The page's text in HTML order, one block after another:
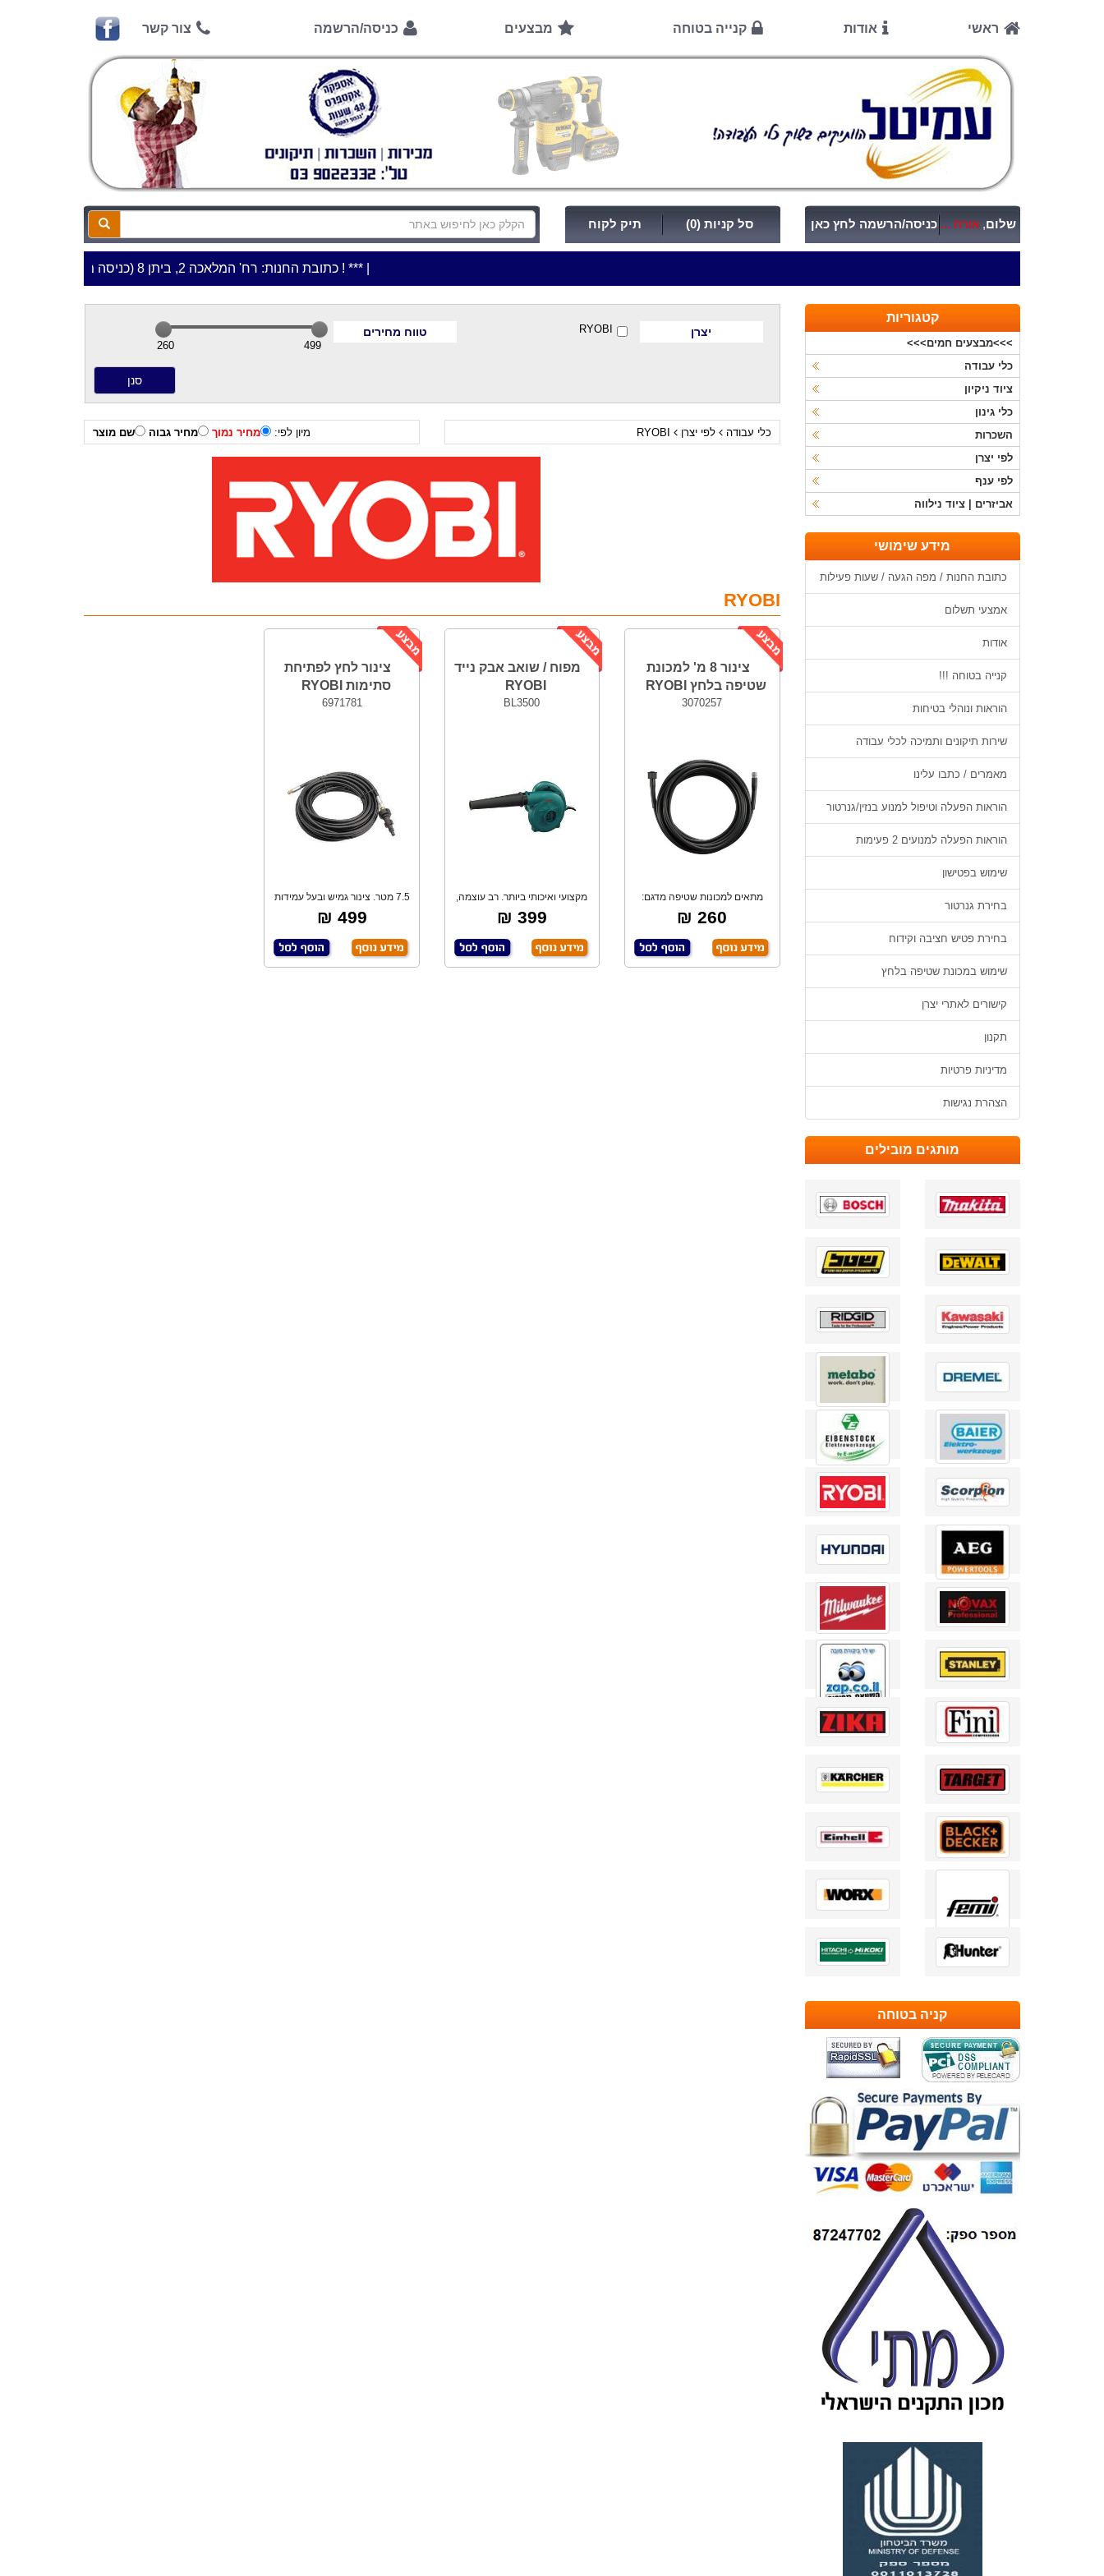
ראשי אודות קנייה בטוחה מבצעים כניסה/הרשמה צור קשר
סל קניות (0) תיק לקוח שלום, אורח ... כניסה/הרשמה לחץ כאן
***כתובת החנות: רח' המלאכה 2, ביתן 8 (כניסה מרח' עמל 5) א.ת.פארק אפק, ראש העין***
יצרן RYOBI טווח מחירים
499
260
מיון לפי: מחיר נמוך מחיר גבוה שם מוצר כלי עבודה לפי יצרן RYOBI
RYOBI
צינור 8 מ' למכונת
שטיפה בלחץ RYOBI
3070257
מתאים למכונות שטיפה מדגם:
RYOBI
260 ₪
מפוח / שואב אבק נייד
RYOBI
BL3500
מקצועי ואיכותי ביותר. רב עוצמה,
630W, גם
399 ₪
צינור לחץ לפתיחת
סתימות RYOBI
6971781
7.5 מטר. צינור גמיש ובעל עמידות
גבוהה. פ
499 ₪
קטגוריות
>>>מבצעים חמים>>>
כלי עבודה
ציוד ניקיון
כלי גינון
השכרות
לפי יצרן
לפי ענף
אביזרים | ציוד נילווה
מידע שימושי
כתובת החנות / מפה הגעה / שעות פעילות
אמצעי תשלום
אודות
קנייה בטוחה !!!
הוראות ונוהלי בטיחות
שירות תיקונים ותמיכה לכלי עבודה
מאמרים / כתבו עלינו
הוראות הפעלה וטיפול למנוע בנזין/גנרטור
הוראות הפעלה למנועים 2 פעימות
שימוש בפטישון
בחירת גנרטור
בחירת פטיש חציבה וקידוח
שימוש במכונת שטיפה בלחץ
קישורים לאתרי יצרן
תקנון
מדיניות פרטיות
הצהרת נגישות
מותגים מובילים
קניה בטוחה